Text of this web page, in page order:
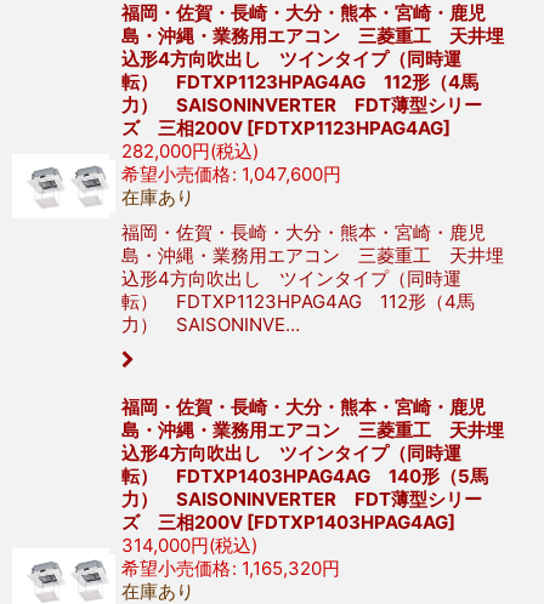
福岡・佐賀・長崎・大分・熊本・宮崎・鹿児
島・沖縄・業務用エアコン 三菱重工 天井埋
込形4方向吹出し ツインタイプ（同時運
転） FDTXP1123HPAG4AG 112形（4馬
力） SAISONINVERTER FDT薄型シリー
ズ 三相200V [FDTXP1123HPAG4AG]
282,000円(税込)
希望小売価格: 1,047,600円
在庫あり
福岡・佐賀・長崎・大分・熊本・宮崎・鹿児
島・沖縄・業務用エアコン 三菱重工 天井埋
込形4方向吹出し ツインタイプ（同時運
転） FDTXP1123HPAG4AG 112形（4馬
力） SAISONINVE…
福岡・佐賀・長崎・大分・熊本・宮崎・鹿児
島・沖縄・業務用エアコン 三菱重工 天井埋
込形4方向吹出し ツインタイプ（同時運
転） FDTXP1403HPAG4AG 140形（5馬
力） SAISONINVERTER FDT薄型シリー
ズ 三相200V [FDTXP1403HPAG4AG]
314,000円(税込)
希望小売価格: 1,165,320円
在庫あり